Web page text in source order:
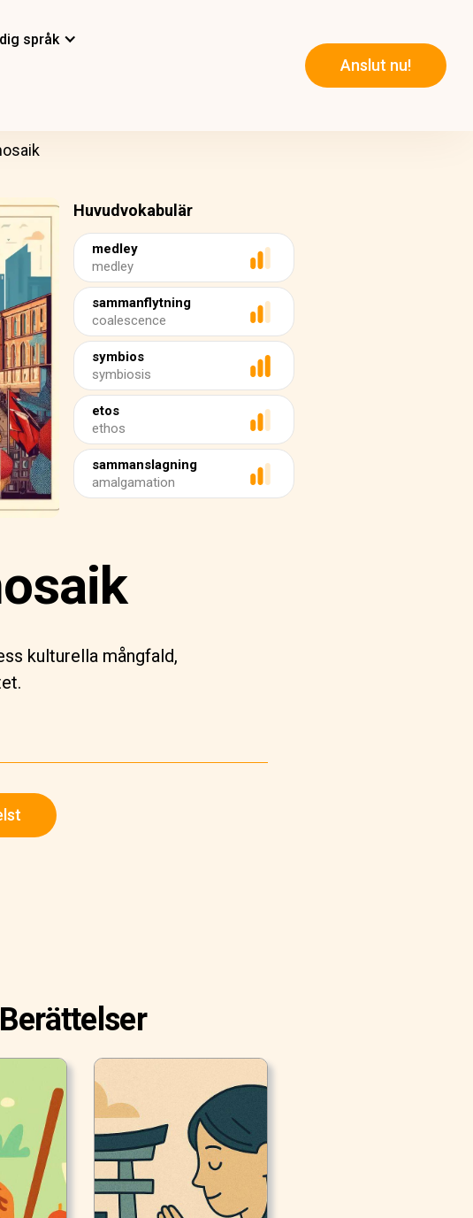
språk
Anslut nu!
Huvudvokabulär
medley
medley
sammanflytning
coalescence
symbios
symbiosis
etos
ethos
sammanslagning
amalgamation
kulturella mångfald,